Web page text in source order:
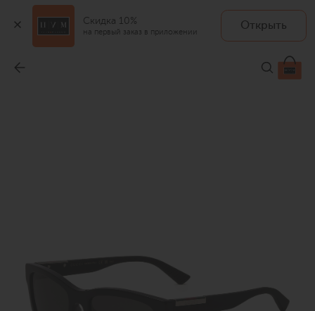
Скидка 10%
на первый заказ в приложении
Открыть
49 950 ₽